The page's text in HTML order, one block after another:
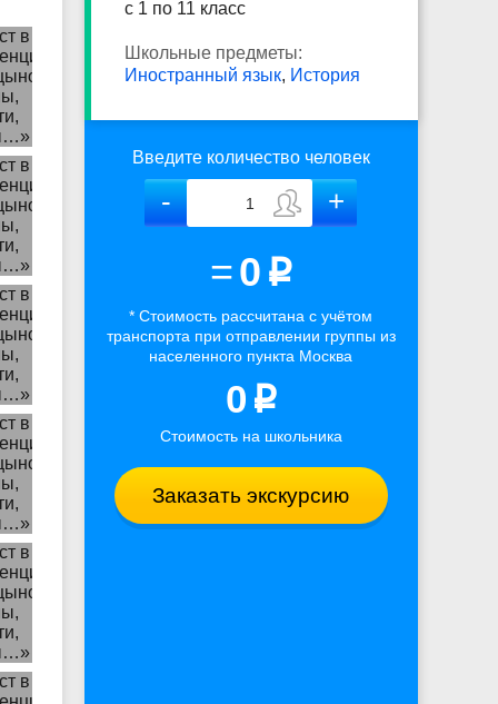
с 1 по 11 класс
Школьные предметы:
Иностранный язык, История
Введите количество человек
=0 p
* Стоимость рассчитанас учётом
транспорта при отправлении группы из
населенного пункта Москва
0 p
Стоимость на школьника
Заказать экскурсию